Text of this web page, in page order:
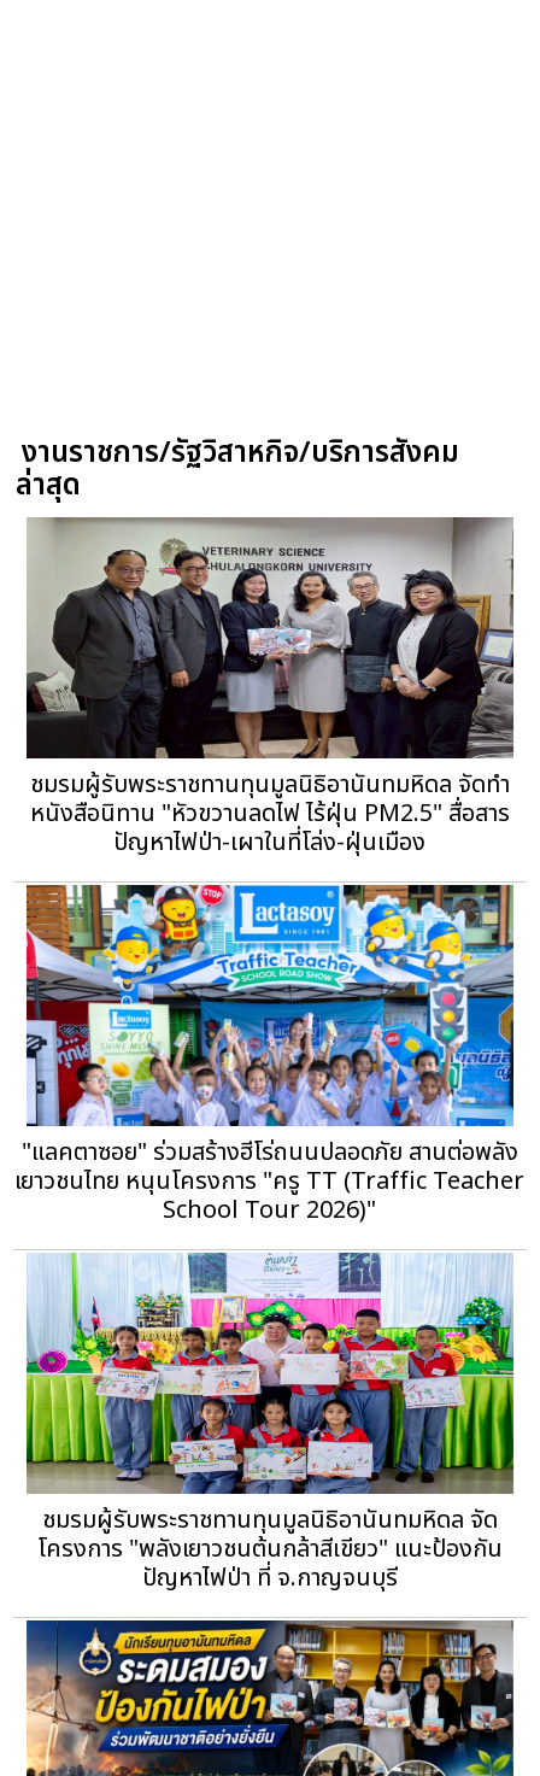
งานราชการ/รัฐวิสาหกิจ/บริการสังคม
ล่าสุด
ชมรมผู้รับพระราชทานทุนมูลนิธิอานันทมหิดล จัดทำ
หนังสือนิทาน "หัวขวานลดไฟ ไร้ฝุ่น PM2.5" สื่อสาร
ปัญหาไฟป่า-เผาในที่โล่ง-ฝุ่นเมือง
"แลคตาซอย" ร่วมสร้างฮีโร่ถนนปลอดภัย สานต่อพลัง
เยาวชนไทย หนุนโครงการ "ครู TT (Traffic Teacher
School Tour 2026)"
ชมรมผู้รับพระราชทานทุนมูลนิธิอานันทมหิดล จัด
โครงการ "พลังเยาวชนต้นกล้าสีเขียว" แนะป้องกัน
ปัญหาไฟป่า ที่ จ.กาญจนบุรี